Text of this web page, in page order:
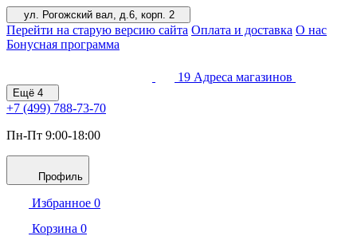
ул. Рогожский вал, д.6, корп. 2
Перейти на старую версию сайта Оплата и доставка О нас
Бонусная программа
19 Адреса магазинов
Ещё 4
+7 (499) 788-73-70
Пн-Пт 9:00-18:00
Профиль
Избранное 0
Корзина 0